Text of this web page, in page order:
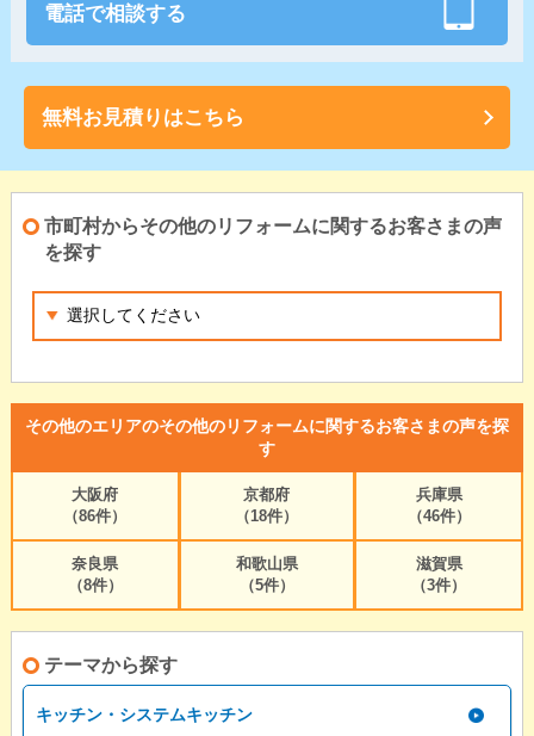
電話で相談する
無料お見積りはこちら
市町村からその他のリフォームに関するお客さまの声
を探す
その他のエリアのその他のリフォームに関するお客さまの声を探
す
大阪府
（86件）
京都府
（18件）
兵庫県
（46件）
奈良県
（8件）
和歌山県
（5件）
滋賀県
（3件）
テーマから探す
キッチン・システムキッチン